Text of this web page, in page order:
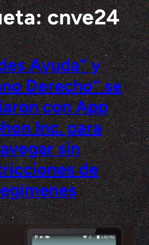
cnve24
Ayuda” y
Derecho” se
con App
Inc. para
sin
de